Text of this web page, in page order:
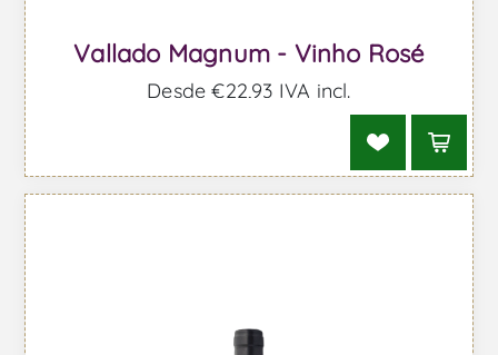
Vallado Magnum - Vinho Rosé
Desde €22,93 IVA incl.